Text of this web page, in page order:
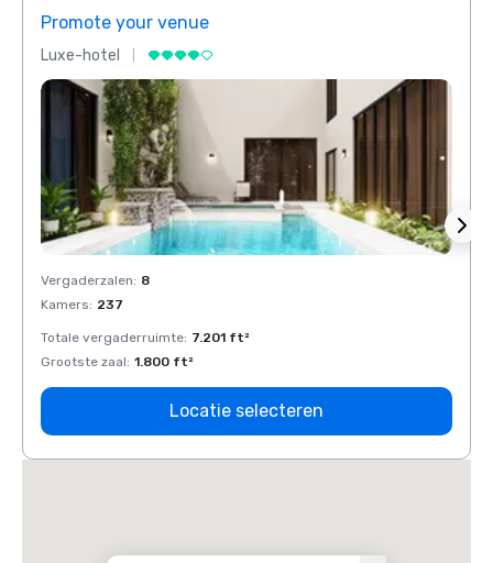
Promote your venue
Luxe-hotel
Vergaderzalen: 8
Kamers: 237
Totale vergaderruimte: 7.201 ft²
Grootste zaal: 1.800 ft²
Locatie selecteren